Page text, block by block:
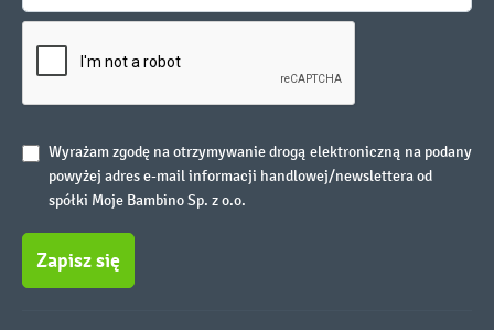
Wyrażam zgodę na otrzymywanie drogą elektroniczną na podany
powyżej adres e-mail informacji handlowej/newslettera od
spółki Moje Bambino Sp. z o.o.
Zapisz się